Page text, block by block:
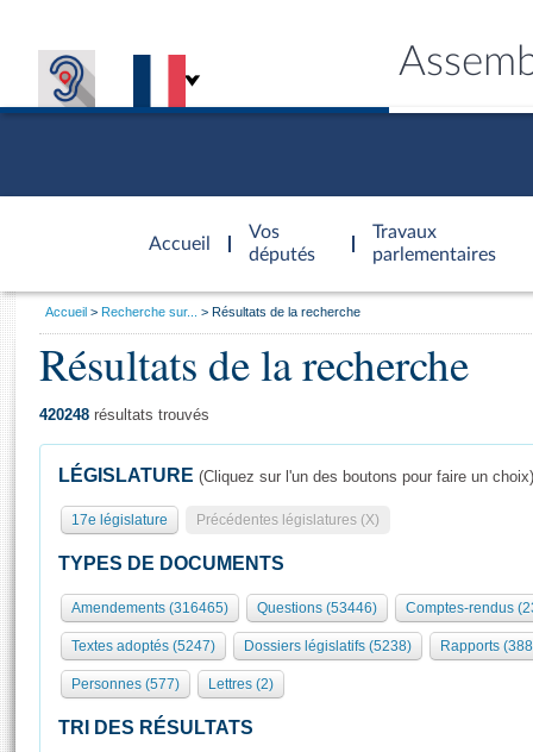
Accueil
d'accueil
Vos
députés
Travaux
parlementaires
Présidence
577 députés
Groupes politiques
Élections législatives
Séance publique
Commissions et autres organes
Europe et International
Contrôle et évaluation
Congrès
Pétitions
Général
Rôle et pouvoirs de l'Assemblée
Organisation de l'Assemblée
Présidence Conférence des Présidents Bureau Collège des
Statistiques et chiffres clés
Visiter l'Assemblée
Visite virtuelle du palais Bourbon
Assister à une séance
Accès des chercheurs à l’Assemblée
Les évènements
Vous
Accueil Recherche sur... Résultats de la recherche
Résultats de la recherche
420248 résultats trouvés
LÉGISLATURE (Cliquez sur l'un des boutons pour faire un choix)
17e législature Précédentes législatures (X)
TYPES DE DOCUMENTS
Amendements (316465) Questions (53446) Comptes-rendus
Textes adoptés (5247) Dossiers législatifs (5238) Rapports
Personnes (577) Lettres (2)
TRI DES RÉSULTATS